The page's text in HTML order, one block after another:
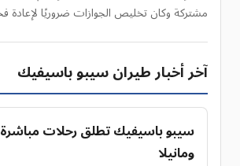
مشتركة وكان تخليص الجوازات ضروريًا لإعادة
آخر أخبار طيران سيبو باسيفيك
سيبو باسيفيك تطلق رحلات
ومانيلا